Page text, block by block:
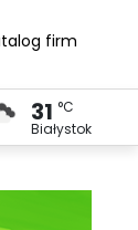
firm
31 °C
Białystok